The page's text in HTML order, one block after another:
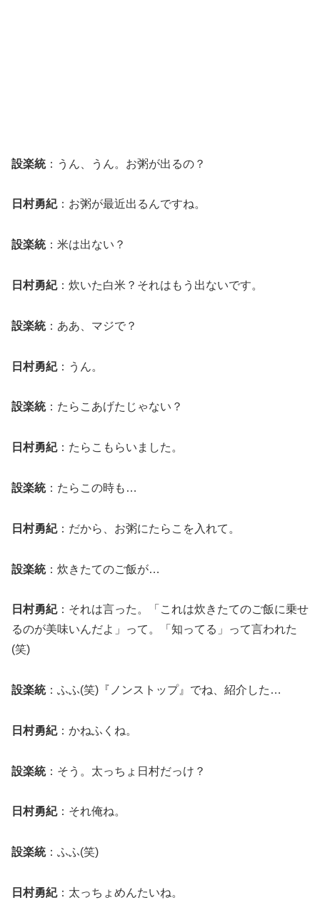
設楽統：うん、うん。お粥が出るの？
日村勇紀：お粥が最近出るんですね。
設楽統：米は出ない？
日村勇紀：炊いた白米？それはもう出ないです。
設楽統：ああ、マジで？
日村勇紀：うん。
設楽統：たらこあげたじゃない？
日村勇紀：たらこもらいました。
設楽統：たらこの時も…
日村勇紀：だから、お粥にたらこを入れて。
設楽統：炊きたてのご飯が…
日村勇紀：それは言った。「これは炊きたてのご飯に乗せ
るのが美味いんだよ」って。「知ってる」って言われた
(笑)
設楽統：ふふ(笑)『ノンストップ』でね、紹介した…
日村勇紀：かねふくね。
設楽統：そう。太っちょ日村だっけ？
日村勇紀：それ俺ね。
設楽統：ふふ(笑)
日村勇紀：太っちょめんたいね。